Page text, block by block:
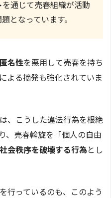
を通じて売春組織が活動
となっています。
匿名性を悪用して売春を持ち
よる摘発も強化されていま
、こうした違法行為を根絶
、売春斡旋を「個人の自由
社会秩序を破壊する行為とし
行っているのも、このよう